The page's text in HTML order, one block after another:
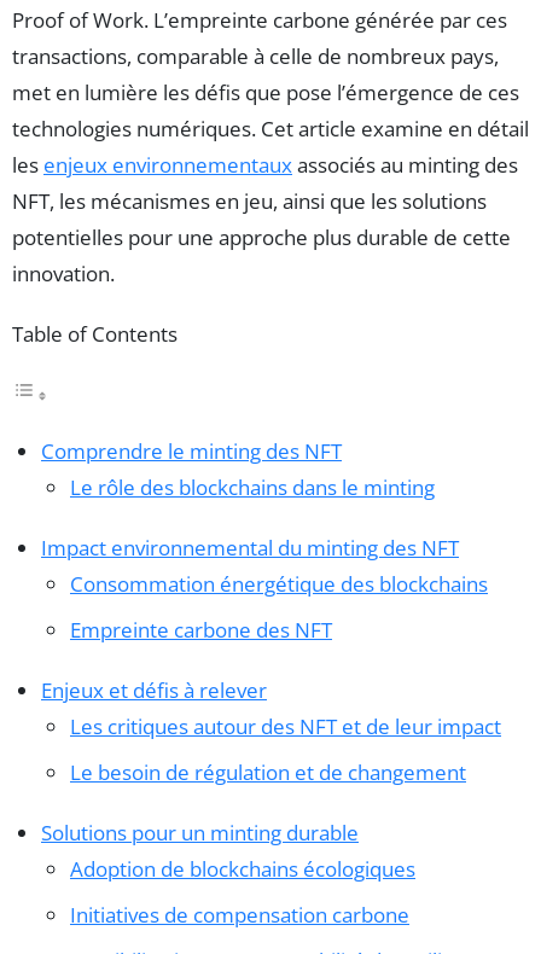
Proof of Work. L’empreinte carbone générée par ces
transactions, comparable à celle de nombreux pays,
met en lumière les défis que pose l’émergence de ces
technologies numériques. Cet article examine en détail
les enjeux environnementauxassociés au minting des
NFT, les mécanismes en jeu, ainsi que les solutions
potentielles pour une approche plus durable de cette
innovation.
Table of Contents
Comprendre le minting des NFT
Le rôle des blockchains dans le minting
Impact environnemental du minting des NFT
Consommation énergétique des blockchains
Empreinte carbone des NFT
Enjeux et défis à relever
Les critiques autour des NFT et de leur impact
Le besoin de régulation et de changement
Solutions pour un minting durable
Adoption de blockchains écologiques
Initiatives de compensation carbone